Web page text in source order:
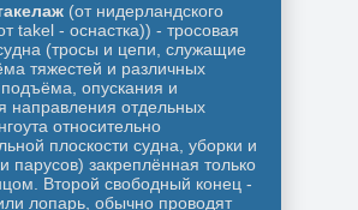
(от нидерландского
takel - оснастка)) - тросовая
(тросы и цепи, служащие
тяжестей и различных
опускания и
направления отдельных
относительно
плоскости судна, уборки и
парусов) закреплённая только
Второй свободный конец -
лопарь, обычно проводят